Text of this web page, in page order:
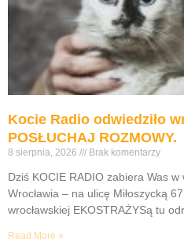
Kocie Radio odwiedziło
POSŁUCHAJ ROZMOWY.
8 sierpnia, 2026 Brak komentarzy
Dziś KOCIE RADIO zabiera Was
Wrocławia – na ulicę Miłoszycką
wrocławskiej EKOSTRAŻYSą tu
Read More »